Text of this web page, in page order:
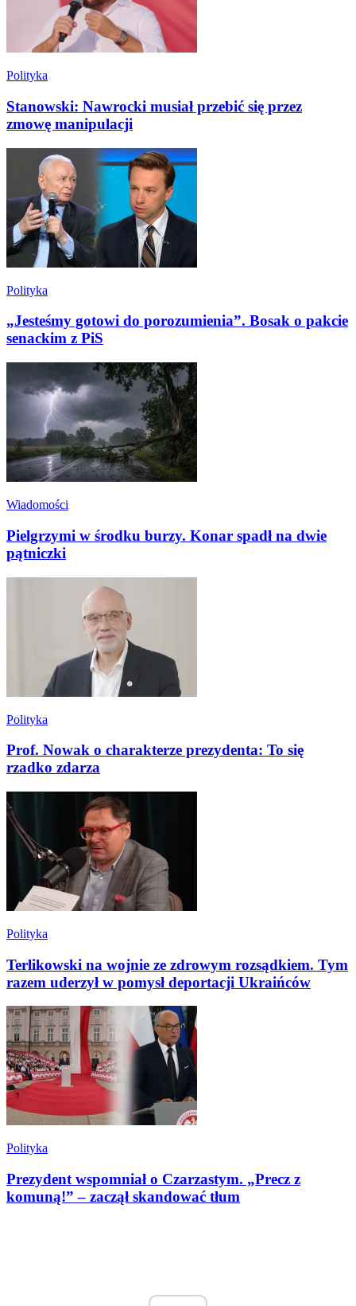
Polityka
Stanowski: Nawrocki musiał przebić się przez
zmowę manipulacji
Polityka
„Jesteśmy gotowi do porozumienia”. Bosak o pakcie
senackim z PiS
Wiadomości
Pielgrzymi w środku burzy. Konar spadł na dwie
pątniczki
Polityka
Prof. Nowak o charakterze prezydenta: To się
rzadko zdarza
Polityka
Terlikowski na wojnie ze zdrowym rozsądkiem. Tym
razem uderzył w pomysł deportacji Ukraińców
Polityka
Prezydent wspomniał o Czarzastym. „Precz z
komuną!” – zaczął skandować tłum